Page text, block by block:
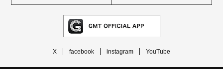
X facebook instagram YouTube